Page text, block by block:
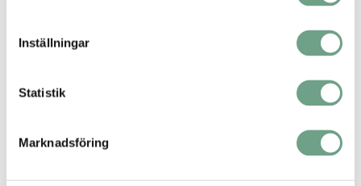
Inställningar
Statistik
Marknadsföring
Hur Ramén Valves hanterar situationen gällande